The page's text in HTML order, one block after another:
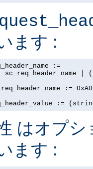
ます :
:=
sc_req_header_name |
:=
:=
はオプシ
ます :